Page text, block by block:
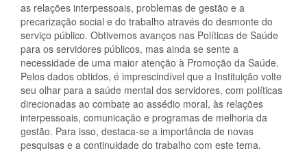
as relações interpessoais, problemas de gestão e a
precarização social e do trabalho através do desmonte do
serviço público. Obtivemos avanços nas Políticas de Saúde
para os servidores públicos, mas ainda se sente a
necessidade de uma maior atenção à Promoção da Saúde.
Pelos dados obtidos, é imprescindível que a Instituição volte
seu olhar para a saúde mental dos servidores, com políticas
direcionadas ao combate ao assédio moral, às relações
interpessoais, comunicação e programas de melhoria da
gestão. Para isso, destaca-se a importância de novas
pesquisas e a continuidade do trabalho com este tema.